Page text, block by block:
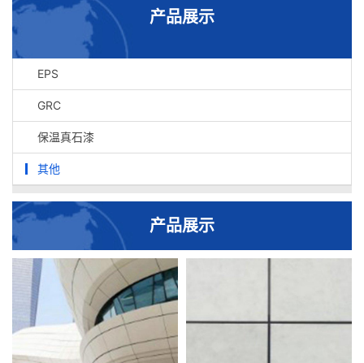
产品展示
EPS
GRC
保温真石漆
其他
产品展示